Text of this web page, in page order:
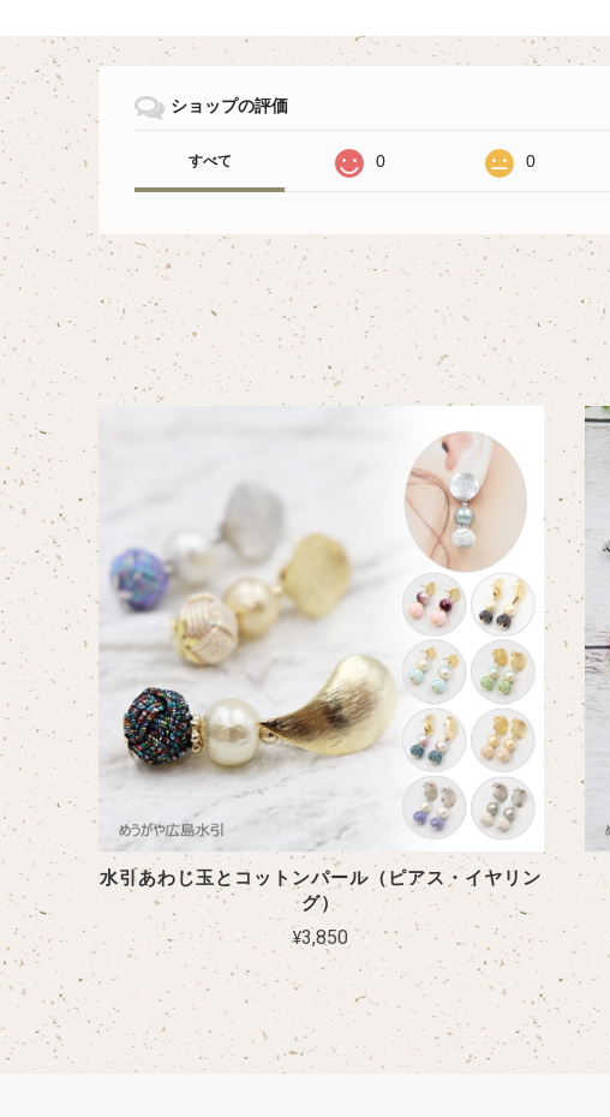
ショップの評価
すべて 0 0
水引あわじ玉とコットンパール（ピアス・イヤリン
グ）
¥3,850